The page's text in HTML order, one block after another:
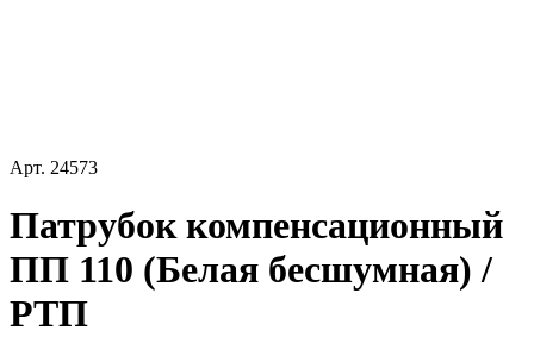
Арт. 24573
Патрубок компенсационный
ПП 110 (Белая бесшумная) /
РТП